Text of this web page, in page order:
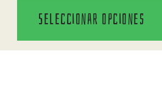
Seleccionar opciones